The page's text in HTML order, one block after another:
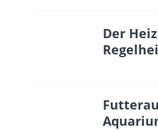
Der